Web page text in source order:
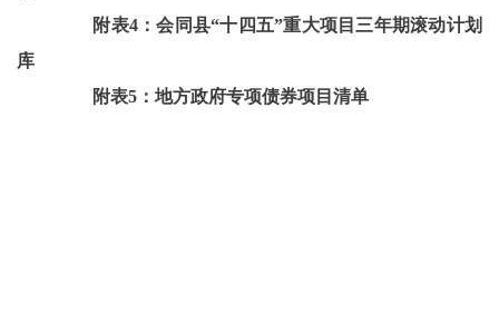
附表4：会同县“十四五”重大项目三年期滚动计划
库
附表5：地方政府专项债券项目清单